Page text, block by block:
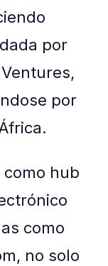
por
por
hub
como
no solo